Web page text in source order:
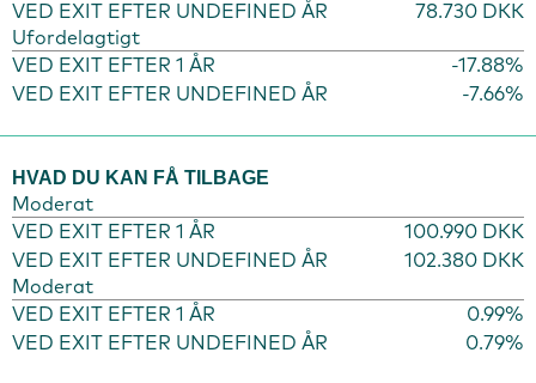
VED EXIT EFTER UNDEFINED ÅR
78.730 DKK
Ufordelagtigt
VED EXIT EFTER 1 ÅR
-17.88%
VED EXIT EFTER UNDEFINED ÅR
-7.66%
HVAD DU KAN FÅ TILBAGE
Moderat
VED EXIT EFTER 1 ÅR
100.990 DKK
VED EXIT EFTER UNDEFINED ÅR
102.380 DKK
Moderat
VED EXIT EFTER 1 ÅR
0.99%
VED EXIT EFTER UNDEFINED ÅR
0.79%